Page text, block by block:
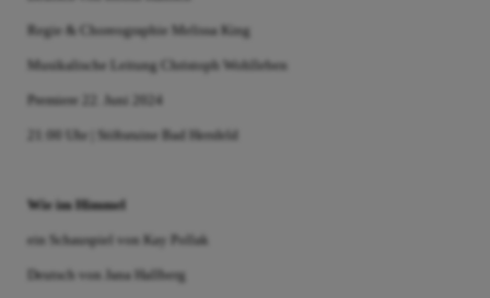
Regie & Choreographie Melissa King
Musikalische Leitung Christoph Wohlleben
Premiere 22. Juni 2024
21:00 Uhr | Stiftsruine Bad Hersfeld
Wie im Himmel
ein Schauspiel von Kay Pollak
Deutsch von Jana Hallberg